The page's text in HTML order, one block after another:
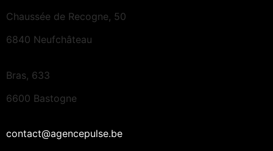
Chaussée de Recogne, 50
6840 Neufchâteau
Bras, 633
6600 Bastogne
contact@agencepulse.be